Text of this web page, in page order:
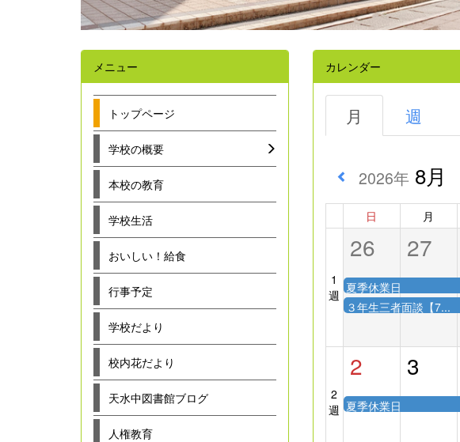
カレンダー
月 週
2026年 8月
日 月
1
週
26
夏季休業日
３年生三者面談【7...
27
2
週
2
夏季休業日
3
メニュー
トップページ
学校の概要
本校の教育
学校生活
おいしい！給食
行事予定
学校だより
校内花だより
天水中図書館ブログ
人権教育